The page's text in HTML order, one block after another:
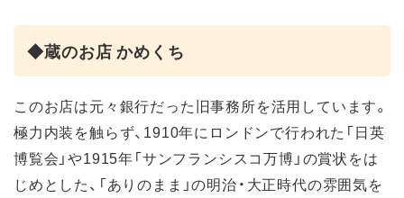
◆蔵のお店 かめくち
このお店は元々銀行だった旧事務所を活用しています。
極力内装を触らず、1910年にロンドンで行われた「日英
博覧会」や1915年「サンフランシスコ万博」の賞状をは
じめとした、「ありのまま」の明治・大正時代の雰囲気を